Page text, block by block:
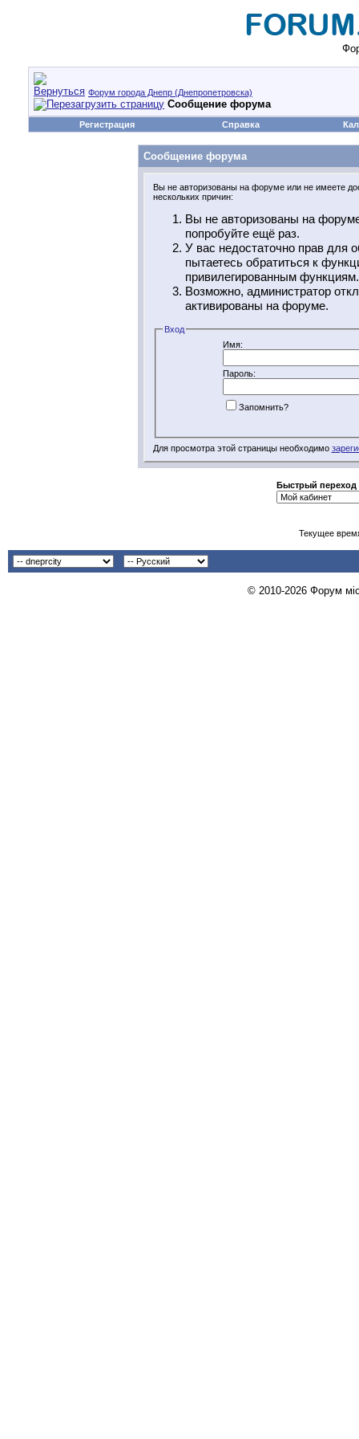
Форум города Днепр (Днепропетровска)
Сообщение форума
Регистрация Справка
Сообщение форума
Вы не авторизованы на форуме или не имеете
нескольких причин:
Вы не авторизованы на
попробуйте ещё раз.
У вас недостаточно прав для
пытаетесь обратиться к
привилегированным функциям.
Возможно, администратор
активированы на форуме.
Вход
Имя:
Пароль:
Запомнить?
Для просмотра этой страницы необходимо
Быстрый переход
Текущее
© 2010-2026 Форум